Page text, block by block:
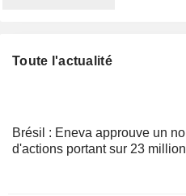
Toute l'actualité
Brésil : Eneva approuve un
d'actions portant sur 23